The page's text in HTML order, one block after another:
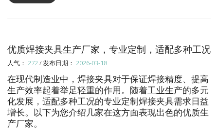
优质焊接夹具生产厂家，专业定制，适配多种工况
人气： 272/ 发布日期： 2026-03-18
在现代制造业中，焊接夹具对于保证焊接精度、提高
生产效率起着举足轻重的作用。随着工业生产的多元
化发展，适配多种工况的专业定制焊接夹具需求日益
增长。以下为您介绍几家在这方面表现出色的优质生
产厂家。